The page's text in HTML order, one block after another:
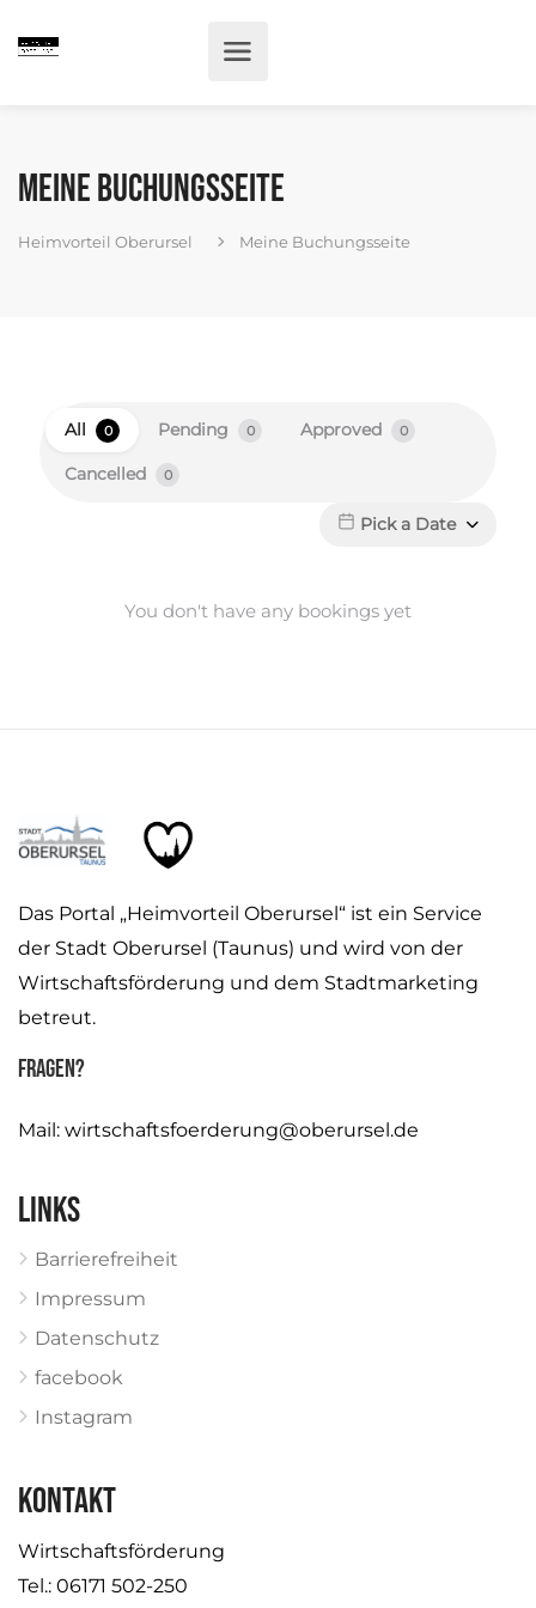
Meine Buchungsseite
Heimvorteil Oberursel Meine Buchungsseite
All 0 Pending 0 Approved 0
Cancelled 0
Pick a Date
You don't have any bookings yet
Das Portal „Heimvorteil Oberursel“ ist ein Service
der Stadt Oberursel (Taunus) und wird von der
Wirtschaftsförderung und dem Stadtmarketing
betreut.
Fragen?
Mail: wirtschaftsfoerderung@oberursel.de
Links
Barrierefreiheit
Impressum
Datenschutz
facebook
Instagram
KONTAKT
Wirtschaftsförderung
Tel.: 06171 502-250